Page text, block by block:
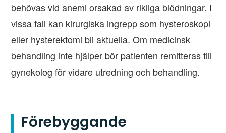
behövas vid anemi orsakad av rikliga blödningar. I
vissa fall kan kirurgiska ingrepp som hysteroskopi
eller hysterektomi bli aktuella. Om medicinsk
behandling inte hjälper bör patienten remitteras till
gynekolog för vidare utredning och behandling.
Förebyggande